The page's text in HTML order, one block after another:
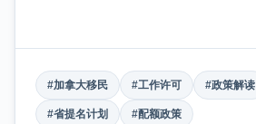
#加拿大移民 #工作许可 #政策解读
#省提名计划 #配额政策